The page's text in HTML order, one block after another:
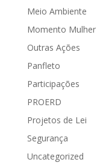
Meio Ambiente
Momento Mulher
Outras Ações
Panfleto
Participações
PROERD
Projetos de Lei
Segurança
Uncategorized